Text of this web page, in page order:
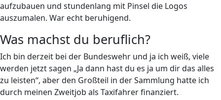
aufzubauen und stundenlang mit Pinsel die Logos
auszumalen. War echt beruhigend.
Was machst du beruflich?
Ich bin derzeit bei der Bundeswehr und ja ich weiß, viele
werden jetzt sagen „Ja dann hast du es ja um dir das alles
zu leisten“, aber den Großteil in der Sammlung hatte ich
durch meinen Zweitjob als Taxifahrer finanziert.